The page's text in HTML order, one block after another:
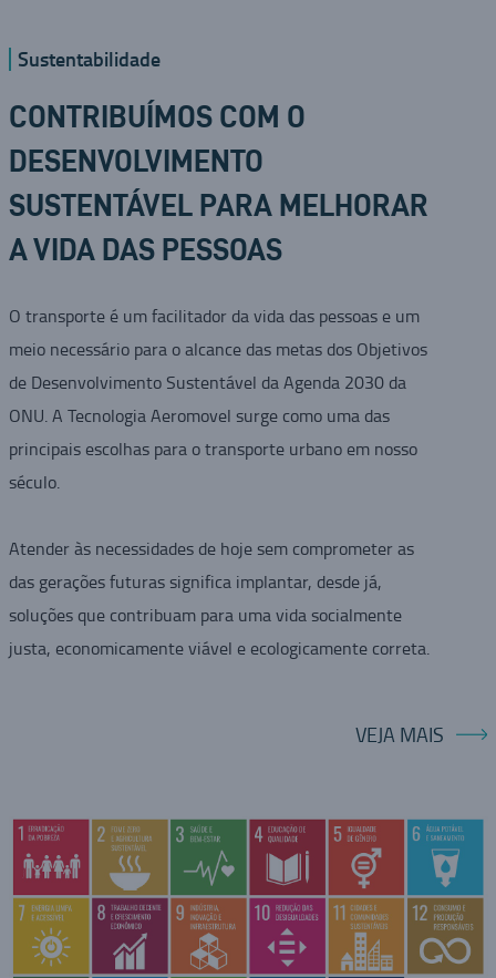
Sustentabilidade
CONTRIBUÍMOS COM O
DESENVOLVIMENTO
SUSTENTÁVEL PARA MELHORAR
A VIDA DAS PESSOAS
O transporte é um facilitador da vida das pessoas e um
meio necessário para o alcance das metas dos Objetivos
de Desenvolvimento Sustentável da Agenda 2030 da
ONU. A Tecnologia Aeromovel surge como uma das
principais escolhas para o transporte urbano em nosso
século.
Atender às necessidades de hoje sem comprometer as
das gerações futuras significa implantar, desde já,
soluções que contribuam para uma vida socialmente
justa, economicamente viável e ecologicamente correta.
VEJA MAIS